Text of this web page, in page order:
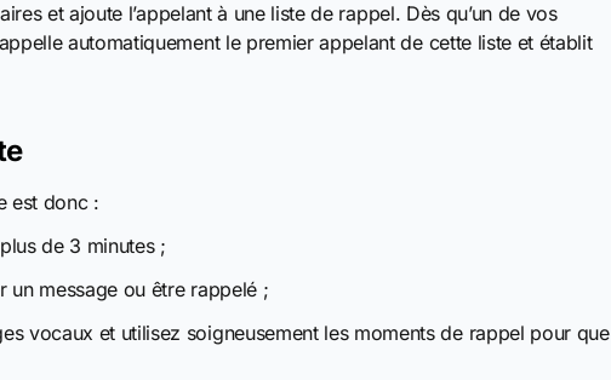
et ajoute l’appelant à une liste de rappel. Dès qu’un de vos
automatiquement le premier appelant de cette liste et établit
est donc :
de 3 minutes ;
un message ou être rappelé ;
vocaux et utilisez soigneusement les moments de rappel pour que